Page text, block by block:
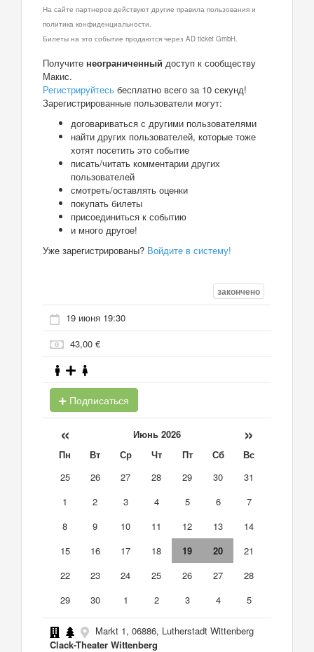
На сайте партнеров действуют другие правила пользования и
политика конфиденциальности.
Билеты на это событие продаются через AD ticket GmbH.
Получите неограниченный доступ к сообществу
Макис.
Регистрируйтесь бесплатно всего за 10 секунд!
Зарегистрированные пользователи могут:
договариваться с другими пользователями
найти других пользователей, которые тоже
хотят посетить это событие
писать/читать комментарии других
пользователей
смотреть/оставлять оценки
покупать билеты
присоединиться к событию
и много другое!
Уже зарегистрированы? Войдите в систему!
закончено
19 июня 19:30
43,00 €
Подписаться
« Июнь 2026 »
Пн Вт Ср Чт Пт Сб
Вс
25
26 27 28 29 30
31
1
2 3 4 5 6
7
8
9 10 11 12 13
14
15
16 17 18 19 20
21
22
23 24 25 26 27
28
29
30 1 2 3 4 5
Markt 1, 06886, Lutherstadt Wittenberg
Clack-Theater Wittenberg